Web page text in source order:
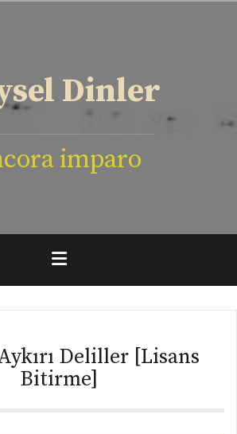
Dinler
imparo
Deliller [Lisans
Bitirme]